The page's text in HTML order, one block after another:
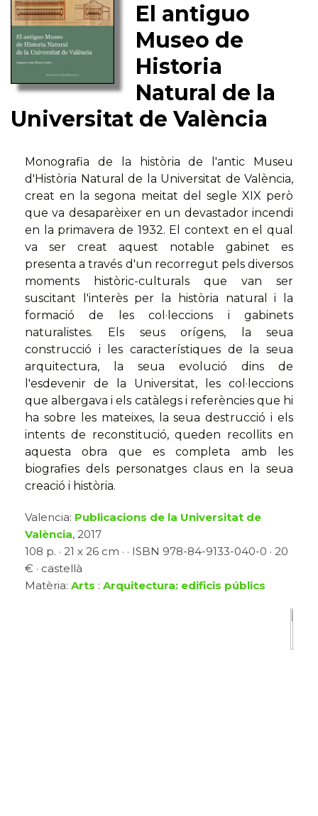
El antiguo
Museo de
Historia
Natural de la
Universitat de València
Monografia de la història de l'antic Museu
d'Història Natural de la Universitat de València,
creat en la segona meitat del segle XIX però
que va desaparèixer en un devastador incendi
en la primavera de 1932. El context en el qual
va ser creat aquest notable gabinet es
presenta a través d'un recorregut pels diversos
moments històric-culturals que van ser
suscitant l'interès per la història natural i la
formació de les col·leccions i gabinets
naturalistes. Els seus orígens, la seua
construcció i les característiques de la seua
arquitectura, la seua evolució dins de
l'esdevenir de la Universitat, les col·leccions
que albergava i els catàlegs i referències que hi
ha sobre les mateixes, la seua destrucció i els
intents de reconstitució, queden recollits en
aquesta obra que es completa amb les
biografies dels personatges claus en la seua
creació i història.
Valencia: Publicacions de la Universitat de
València, 2017
108 p. · 21 x 26 cm · · ISBN 978-84-9133-040-0 · 20
€ · castellà
Matèria: Arts : Arquitectura: edificis públics